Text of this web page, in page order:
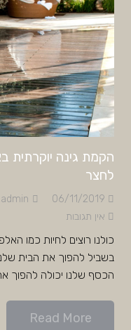
הקמת גינה יוקרתית
לחצר
06/11/2019
אין תגובות
כולנו רוצים לחיות כמו
בשביל להפוך את הבית
הכסף שלנו יכולה להפוך
Read More